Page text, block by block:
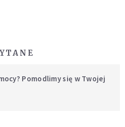
Pomodlimy się w Twojej